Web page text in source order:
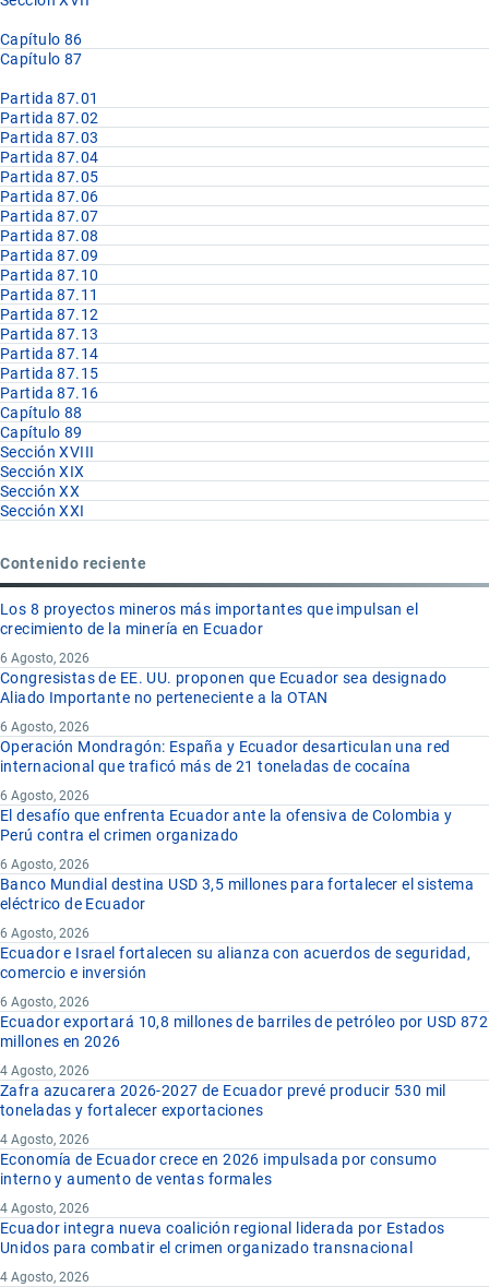
Capítulo 86
Capítulo 87
Partida 87.01
Partida 87.02
Partida 87.03
Partida 87.04
Partida 87.05
Partida 87.06
Partida 87.07
Partida 87.08
Partida 87.09
Partida 87.10
Partida 87.11
Partida 87.12
Partida 87.13
Partida 87.14
Partida 87.15
Partida 87.16
Capítulo 88
Capítulo 89
Sección XVIII
Sección XIX
Sección XX
Sección XXI
Contenido reciente
Los 8 proyectos mineros más importantes que impulsan el
crecimiento de la minería en Ecuador
6 Agosto, 2026
Congresistas de EE. UU. proponen que Ecuador sea designado
Aliado Importante no perteneciente a la OTAN
6 Agosto, 2026
Operación Mondragón: España y Ecuador desarticulan una red
internacional que traficó más de 21 toneladas de cocaína
6 Agosto, 2026
El desafío que enfrenta Ecuador ante la ofensiva de Colombia y
Perú contra el crimen organizado
6 Agosto, 2026
Banco Mundial destina USD 3,5 millones para fortalecer el sistema
eléctrico de Ecuador
6 Agosto, 2026
Ecuador e Israel fortalecen su alianza con acuerdos de seguridad,
comercio e inversión
6 Agosto, 2026
Ecuador exportará 10,8 millones de barriles de petróleo por USD 872
millones en 2026
4 Agosto, 2026
Zafra azucarera 2026-2027 de Ecuador prevé producir 530 mil
toneladas y fortalecer exportaciones
4 Agosto, 2026
Economía de Ecuador crece en 2026 impulsada por consumo
interno y aumento de ventas formales
4 Agosto, 2026
Ecuador integra nueva coalición regional liderada por Estados
Unidos para combatir el crimen organizado transnacional
4 Agosto, 2026